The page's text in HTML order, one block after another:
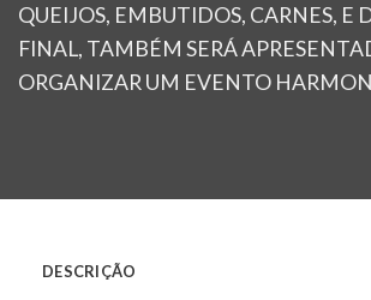
QUEIJOS, EMBUTIDOS, CARNES, E
FINAL, TAMBÉM SERÁ
ORGANIZAR UM EVENTO
DESCRIÇÃO